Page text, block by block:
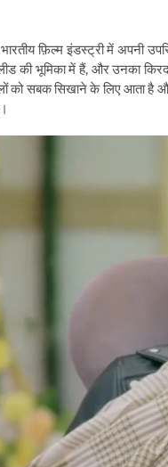
फ़िल्म इंडस्ट्री में अपनी
की भूमिका में हैं, और उनका
को सबक सिखाने के लिए आता है